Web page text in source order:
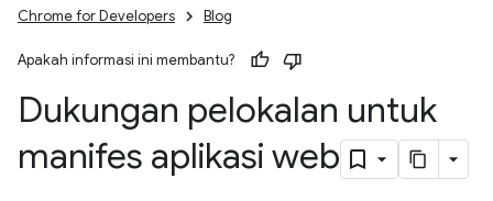
Chrome for Developers Blog
Apakah informasi ini membantu?
Dukungan pelokalan untuk
manifes aplikasi web